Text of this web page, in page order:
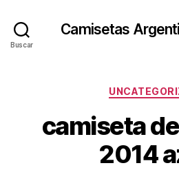
Buscar
Camisetas
camiseta
2014